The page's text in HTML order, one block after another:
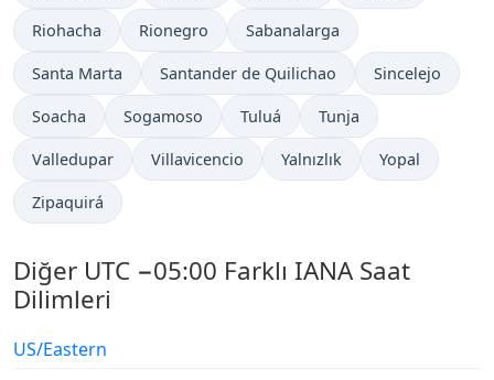
Riohacha Rionegro Sabanalarga
Santa Marta Santander de Quilichao Sincelejo
Soacha Sogamoso Tuluá Tunja
Valledupar Villavicencio Yalnızlık Yopal
Zipaquirá
Diğer UTC −05:00 Farklı IANA Saat
Dilimleri
US/Eastern